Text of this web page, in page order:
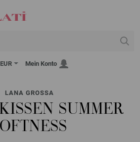
EUR Mein Konto
LANA GROSSA
SUMMER